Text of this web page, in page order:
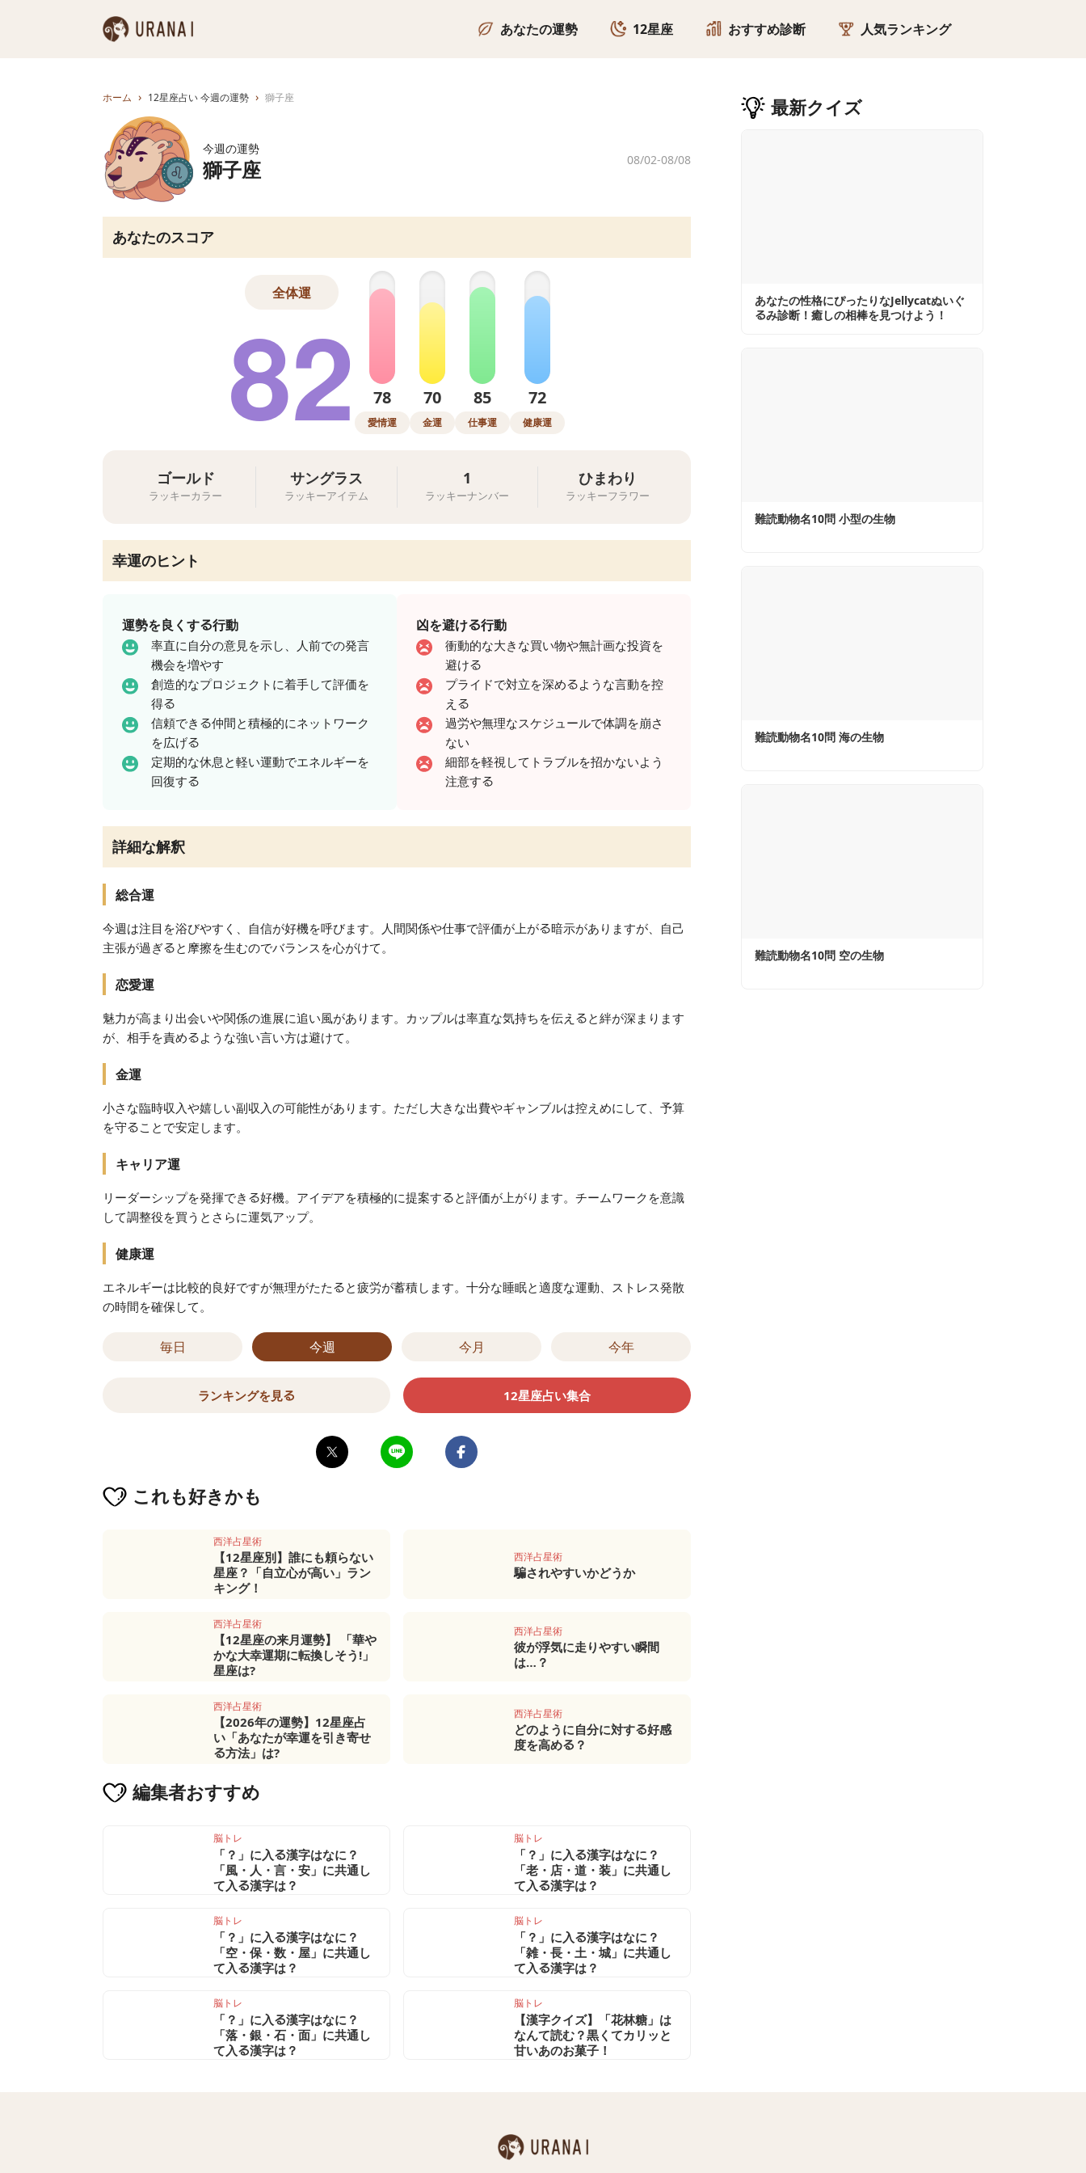
あなたの運勢 12星座
2026年の運勢
おすすめ診断
HSP診断
人気ランキング
タロット
ホーム › 12星座占い 今週の運勢 › 獅子座
今週の運勢
獅子座
08/02-08/08
あなたのスコア
全体運
82 78
愛情運
70
金運
85
仕事運
72
健康運
ゴールド
ラッキーカラー
サングラス
ラッキーアイテム
1
ラッキーナンバー
ひまわり
ラッキーフラワー
幸運のヒント
運勢を良くする行動
率直に自分の意見を示し、人前での発言
機会を増やす
創造的なプロジェクトに着手して評価を
得る
信頼できる仲間と積極的にネットワーク
を広げる
定期的な休息と軽い運動でエネルギーを
回復する
凶を避ける行動
衝動的な大きな買い物や無計画な投資を
避ける
プライドで対立を深めるような言動を控
える
過労や無理なスケジュールで体調を崩さ
ない
細部を軽視してトラブルを招かないよう
注意する
詳細な解釈
総合運
今週は注目を浴びやすく、自信が好機を呼びます。人間関係や仕事で評価が上がる暗示がありますが、自己
主張が過ぎると摩擦を生むのでバランスを心がけて。
恋愛運
魅力が高まり出会いや関係の進展に追い風があります。カップルは率直な気持ちを伝えると絆が深まります
が、相手を責めるような強い言い方は避けて。
金運
小さな臨時収入や嬉しい副収入の可能性があります。ただし大きな出費やギャンブルは控えめにして、予算
を守ることで安定します。
キャリア運
リーダーシップを発揮できる好機。アイデアを積極的に提案すると評価が上がります。チームワークを意識
して調整役を買うとさらに運気アップ。
健康運
エネルギーは比較的良好ですが無理がたたると疲労が蓄積します。十分な睡眠と適度な運動、ストレス発散
の時間を確保して。
毎日 今週 今月 今年
ランキングを見る 12星座占い集合
これも好きかも
西洋占星術
【12星座別】誰にも頼らない
星座？「自立心が高い」ラン
キング！
西洋占星術
騙されやすいかどうか
西洋占星術
【12星座の来月運勢】 「華や
かな大幸運期に転換しそう!」
星座は?
西洋占星術
彼が浮気に走りやすい瞬間
は…？
西洋占星術
【2026年の運勢】12星座占
い「あなたが幸運を引き寄せ
る方法」は?
西洋占星術
どのように自分に対する好感
度を高める？
編集者おすすめ
脳トレ
「？」に入る漢字はなに？
「風・人・言・安」に共通し
て入る漢字は？
脳トレ
「？」に入る漢字はなに？
「老・店・道・装」に共通し
て入る漢字は？
脳トレ
「？」に入る漢字はなに？
「空・保・数・屋」に共通し
て入る漢字は？
脳トレ
「？」に入る漢字はなに？
「雑・長・土・城」に共通し
て入る漢字は？
脳トレ
「？」に入る漢字はなに？
「落・銀・石・面」に共通し
て入る漢字は？
脳トレ
【漢字クイズ】「花林糖」は
なんて読む？黒くてカリッと
甘いあのお菓子！
最新クイズ
あなたの性格にぴったりなJellycatぬいぐ
るみ診断！癒しの相棒を見つけよう！
難読動物名10問 小型の生物
難読動物名10問 海の生物
難読動物名10問 空の生物